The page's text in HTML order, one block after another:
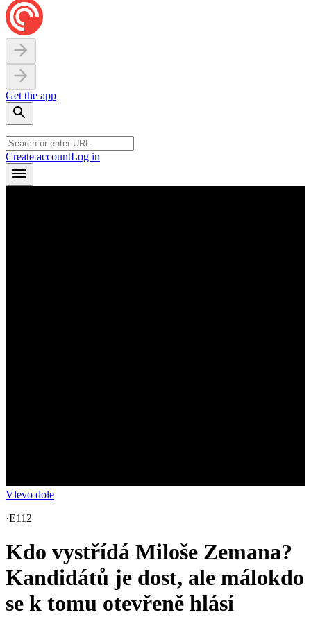
Get the app
Create accountLog in
Vlevo dole
·E112
Kdo vystřídá Miloše Zemana?
Kandidátů je dost, ale málokdo
se k tomu otevřeně hlásí